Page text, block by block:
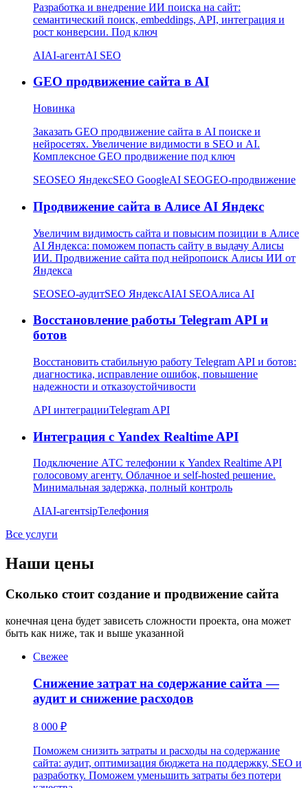
Разработка и внедрение ИИ поиска на сайт:
семантический поиск, embeddings, API, интеграция и
рост конверсии. Под ключ
AIAI-агентAI SEO
GEO продвижение сайта в AI
Новинка
Заказать GEO продвижение сайта в AI поиске и
нейросетях. Увеличение видимости в SEO и AI.
Комплексное GEO продвижение под ключ
SEOSEO ЯндексSEO GoogleAI SEOGEO-продвижение
Продвижение сайта в Алисе AI Яндекс
Увеличим видимость сайта и повысим позиции в Алисе
AI Яндекса: поможем попасть сайту в выдачу Алисы
ИИ. Продвижение сайта под нейропоиск Алисы ИИ от
Яндекса
SEOSEO-аудитSEO ЯндексAIAI SEOАлиса AI
Восстановление работы Telegram API и
ботов
Восстановить стабильную работу Telegram API и ботов:
диагностика, исправление ошибок, повышение
надежности и отказоустойчивости
API интеграцииTelegram API
Интеграция с Yandex Realtime API
Подключение АТС телефонии к Yandex Realtime API
голосовому агенту. Облачное и self-hosted решение.
Минимальная задержка, полный контроль
AIAI-агентsipТелефония
Все услуги
Наши цены
Сколько стоит создание и продвижение сайта
конечная цена будет зависеть сложности проекта, она может
быть как ниже, так и выше указанной
Свежее
Снижение затрат на содержание сайта —
аудит и снижение расходов
8 000 ₽
Поможем снизить затраты и расходы на содержание
сайта: аудит, оптимизация бюджета на поддержку, SEO и
разработку. Поможем уменьшить затраты без потери